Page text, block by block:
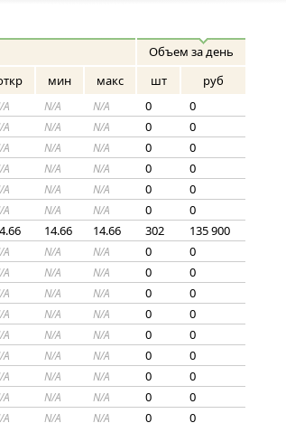
Объем за день
мин макс шт
руб
A N/A N/A 0
0
A N/A N/A 0
0
A N/A N/A 0
0
A N/A N/A 0
0
A N/A N/A 0
0
A N/A N/A 0
0
14.66 14.66 302
135 900
A N/A N/A 0
0
A N/A N/A 0
0
A N/A N/A 0
0
A N/A N/A 0
0
A N/A N/A 0
0
A N/A N/A 0
0
A N/A N/A 0
0
A N/A N/A 0
0
A N/A N/A 0 0